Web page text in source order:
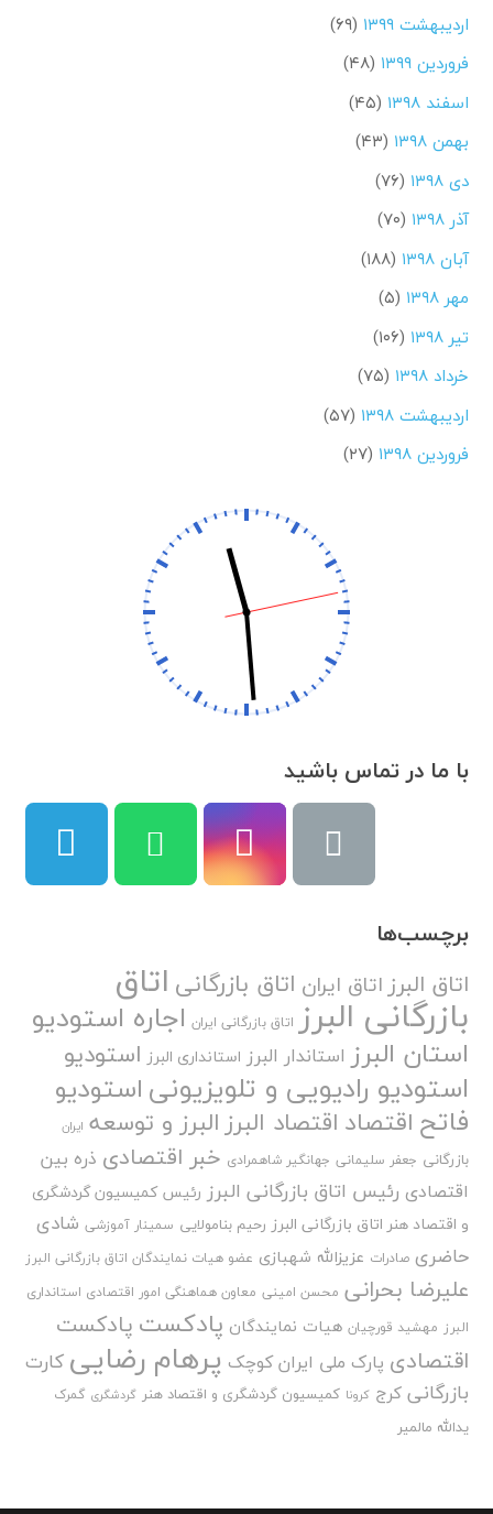
اردیبهشت ۱۳۹۹
(۶۹)
فروردین ۱۳۹۹
(۴۸)
اسفند ۱۳۹۸
(۴۵)
بهمن ۱۳۹۸
(۴۳)
دی ۱۳۹۸
(۷۶)
آذر ۱۳۹۸
(۷۰)
آبان ۱۳۹۸
(۱۸۸)
مهر ۱۳۹۸
(۵)
تیر ۱۳۹۸
(۱۰۶)
خرداد ۱۳۹۸
(۷۵)
اردیبهشت ۱۳۹۸
(۵۷)
فروردین ۱۳۹۸
(۲۷)
با ما در تماس باشید
برچسب‌ها
اتاق البرزاتاق ایران اتاق بازرگانی اتاق
بازرگانی البرز اتاق بازرگانی ایران اجاره استودیو
استان البرز استاندار البرز استانداری البرز استودیو
استودیو رادیویی و تلویزیونیاستودیو
فاتح اقتصاد اقتصاد البرزالبرز و توسعه ایران
بازرگانی جعفر سلیمانی جهانگیر شاهمرادی خبر اقتصادی ذره بین
اقتصادی رئیس اتاق بازرگانی البرز رئیس کمیسیون گردشگری
و اقتصاد هنر اتاق بازرگانی البرز رحیم بنامولایی سمینار آموزشی شادی
حاضری صادرات عزیزالله شهبازی عضو هیات نمایندگان اتاق بازرگانی البرز
علیرضا بحرانی محسن امینی معاون هماهنگی امور اقتصادی استانداری
البرز مهشید قورچیان هیات نمایندگان پادکست پادکست
اقتصادی پارک ملی ایران کوچک پرهام رضایی کارت
بازرگانی کرج کرونا کمیسیون گردشگری و اقتصاد هنر گردشگری گمرک
یدالله مالمیر